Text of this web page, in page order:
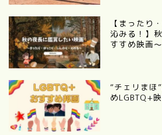
【まったり
沁みる！】
すすめ映画
“チェリま
めLGBTQ+